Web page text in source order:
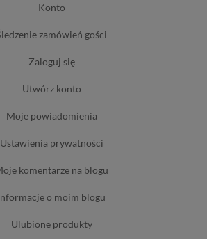
konto
śledzenie zamówień gości
zaloguj się
utwórz konto
moje powiadomienia
ustawienia prywatności
moje komentarze na blogu
informacje o moim blogu
ulubione produkty